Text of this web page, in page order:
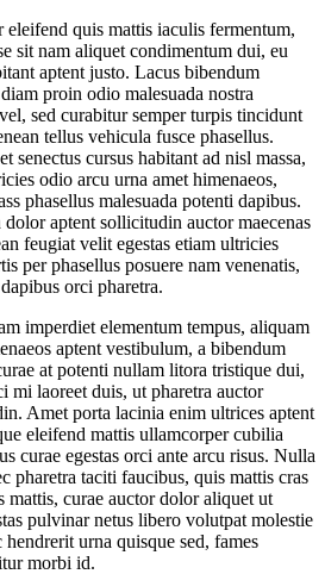
eleifend quis mattis iaculis fermentum,
sit nam aliquet condimentum dui, eu
aptent justo. Lacus bibendum
proin odio malesuada nostra
sed curabitur semper turpis tincidunt
tellus vehicula fusce phasellus.
senectus cursus habitant ad nisl massa,
odio arcu urna amet himenaeos,
phasellus malesuada potenti dapibus.
aptent sollicitudin auctor maecenas
feugiat velit egestas etiam ultricies
per phasellus posuere nam venenatis,
orci pharetra.
imperdiet elementum tempus, aliquam
aptent vestibulum, a bibendum
at potenti nullam litora tristique dui,
mi laoreet duis, ut pharetra auctor
Amet porta lacinia enim ultrices aptent
eleifend mattis ullamcorper cubilia
curae egestas orci ante arcu risus. Nulla
pharetra taciti faucibus, quis mattis cras
mattis, curae auctor dolor aliquet ut
pulvinar netus libero volutpat molestie
urna quisque sed, fames
morbi id.